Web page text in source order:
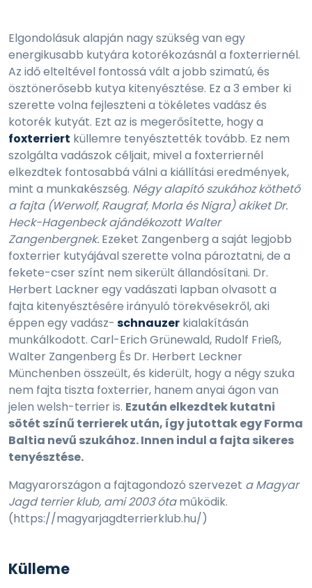
Elgondolásuk alapján nagy szükség van egy
energikusabb kutyára kotorékozásnál a foxterriernél.
Az idő elteltével fontossá vált a jobb szimatú, és
ösztönerősebb kutya kitenyésztése. Ez a 3 ember ki
szerette volna fejleszteni a tökéletes vadász és
kotorék kutyát. Ezt az is megerősítette, hogy a
foxterriert küllemre tenyésztették tovább. Ez nem
szolgálta vadászok céljait, mivel a foxterriernél
elkezdtek fontosabbá válni a kiállítási eredmények,
mint a munkakészség. Négy alapító szukához köthető
a fajta (Werwolf, Raugraf, Morla és Nigra) akiket Dr.
Heck-Hagenbeck ajándékozott Walter
Zangenbergnek. Ezeket Zangenberg a saját legjobb
foxterrier kutyájával szerette volna pároztatni, de a
fekete-cser színt nem sikerült állandósítani. Dr.
Herbert Lackner egy vadászati lapban olvasott a
fajta kitenyésztésére irányuló törekvésekről, aki
éppen egy vadász- schnauzer kialakításán
munkálkodott. Carl-Erich Grünewald, Rudolf Frieß,
Walter Zangenberg És Dr. Herbert Leckner
Münchenben összeült, és kiderült, hogy a négy szuka
nem fajta tiszta foxterrier, hanem anyai ágon van
jelen welsh-terrier is. Ezután elkezdtek kutatni
sötét színű terrierek után, így jutottak egy Forma
Baltia nevű szukához. Innen indul a fajta sikeres
tenyésztése.
Magyarországon a fajtagondozó szervezet a Magyar
Jagd terrier klub, ami 2003 ótaműködik.
(https://magyarjagdterrierklub.hu/)
Külleme